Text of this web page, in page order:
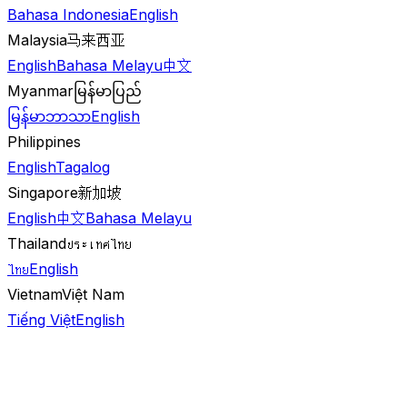
Bahasa IndonesiaEnglish
Malaysia马来西亚
EnglishBahasa Melayu中文
Myanmar မြန်မာပြည်
မြန်မာဘာသာEnglish
Philippines
EnglishTagalog
Singapore新加坡
English中文Bahasa Melayu
Thailandประเทศไทย
ไทยEnglish
VietnamViệt Nam
Tiếng ViệtEnglish